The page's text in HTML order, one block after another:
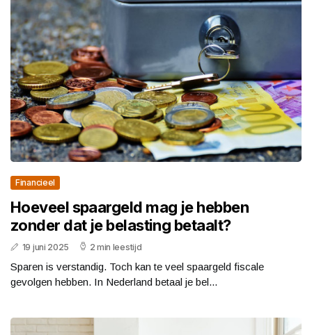
Financieel
Hoeveel spaargeld mag je hebben
zonder dat je belasting betaalt?
19 juni 2025 2 min leestijd
Sparen is verstandig. Toch kan te veel spaargeld fiscale
gevolgen hebben. In Nederland betaal je bel...